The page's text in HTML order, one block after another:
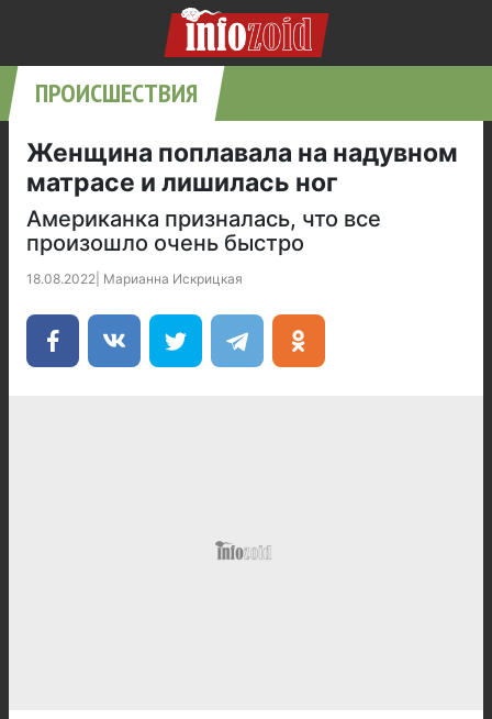
ПРОИСШЕСТВИЯ
Женщина поплавала на надувном
матрасе и лишилась ног
Американка призналась, что все
произошло очень быстро
18.08.2022 Марианна Искрицкая